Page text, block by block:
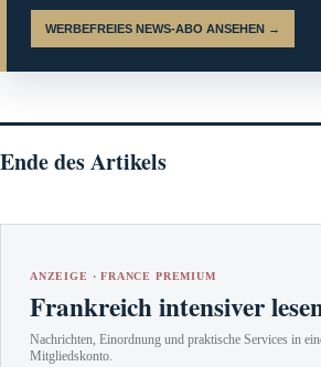
WERBEFREIES NEWS-ABO ANSEHEN →
Ende des Artikels
ANZEIGE · FRANCE PREMIUM
Frankreich intensiver
Nachrichten, Einordnung und praktische Services in
Mitgliedskonto.